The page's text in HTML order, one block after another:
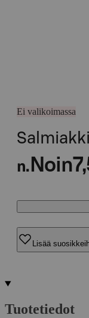
Ei valikoimassa
n. Noin
Lisää
Tuotetiedot